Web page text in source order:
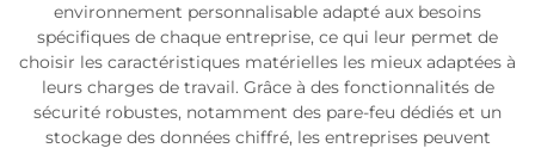
environnement personnalisable adapté aux besoins
spécifiques de chaque entreprise, ce qui leur permet de
choisir les caractéristiques matérielles les mieux adaptées à
leurs charges de travail. Grâce à des fonctionnalités de
sécurité robustes, notamment des pare-feu dédiés et un
stockage des données chiffré, les entreprises peuvent